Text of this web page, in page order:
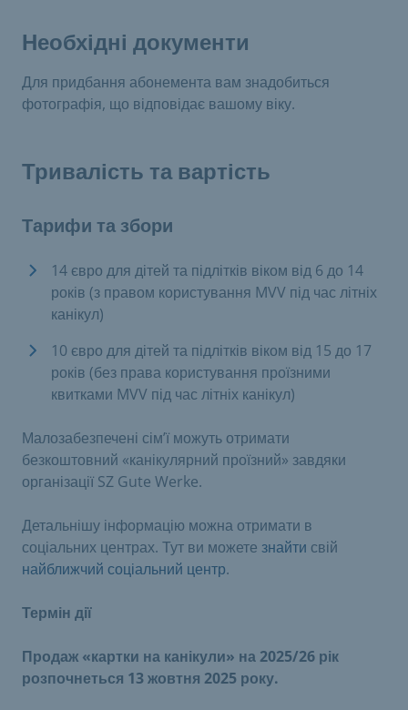
Необхідні документи
Для придбання абонемента вам знадобиться
фотографія, що відповідає вашому віку.
Тривалість та вартість
Тарифи та збори
14 євро для дітей та підлітків віком від 6 до 14
років (з правом користування MVV під час літніх
канікул)
10 євро для дітей та підлітків віком від 15 до 17
років (без права користування проїзними
квитками MVV під час літніх канікул)
Малозабезпечені сім’ї можуть отримати
безкоштовний «канікулярний проїзний» завдяки
організації SZ Gute Werke.
Детальнішу інформацію можна отримати в
соціальних центрах. Тут ви можете знайти свій
найближчий соціальний центр.
Термін дії
Продаж «картки на канікули» на 2025/26 рік
розпочнеться 13 жовтня 2025 року.